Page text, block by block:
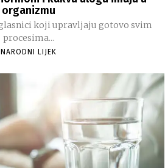
organizmu
koji upravljaju gotovo svim
procesima...
NARODNI LIJEK